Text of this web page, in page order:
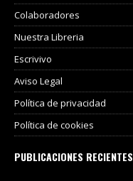
Colaboradores
Nuestra Libreria
Escrivivo
Aviso Legal
Política de privacidad
Política de cookies
PUBLICACIONES RECIENTES